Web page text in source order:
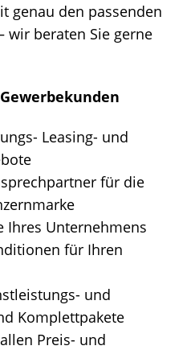
genau den passenden
wir beraten Sie gerne
Leasing- und
für die
Ihres Unternehmens
für Ihren
und
Komplettpakete
Preis- und